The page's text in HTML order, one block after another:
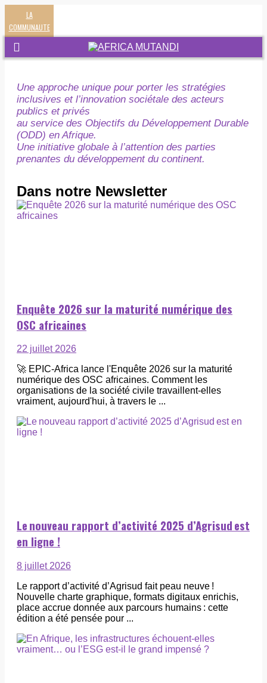
LA
COMMUNAUTE
Une approche unique pour porter les stratégies
inclusives et l’innovation sociétale des acteurs
publics et privés
au service des Objectifs du Développement Durable
(ODD) en Afrique.
Une initiative globale à l’attention des parties
prenantes du développement du continent.
Dans notre Newsletter
Enquête 2026 sur la maturité numérique des
OSC africaines
22 juillet 2026
🚀 EPIC-Africa lance l'Enquête 2026 sur la maturité
numérique des OSC africaines. Comment les
organisations de la société civile travaillent-elles
vraiment, aujourd'hui, à travers le ...
Le nouveau rapport d’activité 2025 d’Agrisud est
en ligne !
8 juillet 2026
Le rapport d’activité d’Agrisud fait peau neuve !
Nouvelle charte graphique, formats digitaux enrichis,
place accrue donnée aux parcours humains : cette
édition a été pensée pour ...